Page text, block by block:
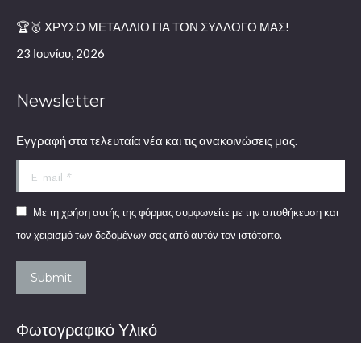
🏆🥇 ΧΡΥΣΟ ΜΕΤΑΛΛΙΟ ΓΙΑ ΤΟΝ ΣΥΛΛΟΓΟ ΜΑΣ!
23 Ιουνίου, 2026
Newsletter
Εγγραφή στα τελευταία νέα και τις ανακοινώσεις μας.
E-mail *
Με τη χρήση αυτής της φόρμας συμφωνείτε με την αποθήκευση και
τον χειρισμό των δεδομένων σας από αυτόν τον ιστότοπο.
Submit
Φωτογραφικό Υλικό